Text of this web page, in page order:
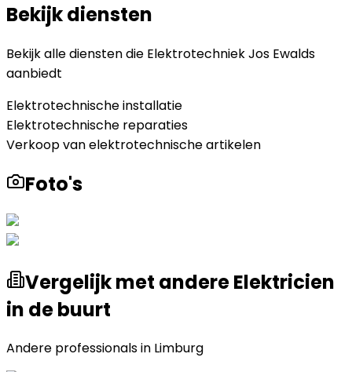
Bekijk diensten
Bekijk alle diensten die Elektrotechniek Jos Ewalds
aanbiedt
Elektrotechnische installatie
Elektrotechnische reparaties
Verkoop van elektrotechnische artikelen
Foto's
Vergelijk met andere Elektricien
in de buurt
Andere professionals in Limburg